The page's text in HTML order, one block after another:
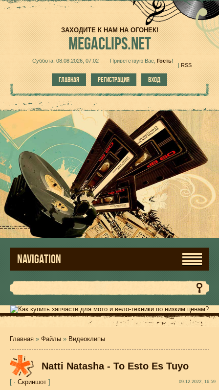
ЗАХОДИТЕ К НАМ НА ОГОНЕК!
MEGACLIPS.NET
Суббота, 08.08.2026, 07:02 Приветствую Вас Гость!
|RSS
ГЛАВНАЯ РЕГИСТРАЦИЯ ВХОД
NAVIGATION
Главная » Файлы » Видеоклипы
Natti Natasha - To Esto Es Tuyo
[ · Скриншот ] 09.12.2022, 16:59